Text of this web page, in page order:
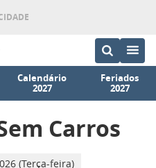
Calendário
2027
Feriados
2027
Carros
(Terça-feira)